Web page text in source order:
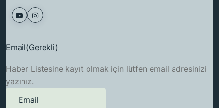
Email(Gerekli)
Haber Listesine kayıt olmak için lütfen email adresinizi
yazınız.